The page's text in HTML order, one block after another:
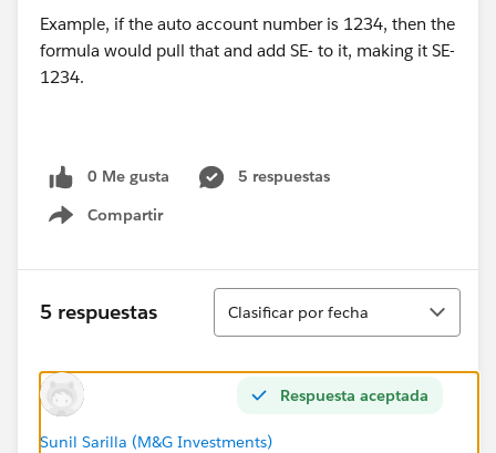
Example, if the auto account number is 1234, then the
formula would pull that and add SE- to it, making it SE-
1234.
0 Me gusta
5 respuestas
Compartir
Show menu
5 respuestas
Ordenar
Clasificar por fecha
Respuesta aceptada
Sunil Sarilla (M&G Investments)